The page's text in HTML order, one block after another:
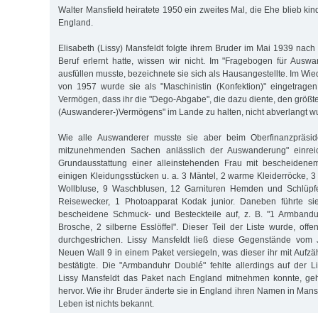
Walter Mansfield heiratete 1950 ein zweites Mal, die Ehe blieb
England.
Elisabeth (Lissy) Mansfeldt folgte ihrem Bruder im Mai 1939
Beruf erlernt hatte, wissen wir nicht. Im "Fragebogen für
ausfüllen musste, bezeichnete sie sich als Hausangestellte. Im
von 1957 wurde sie als "Maschinistin (Konfektion)"
Vermögen, dass ihr die "Dego-Abgabe", die dazu diente, den
(Auswanderer-)Vermögens" im Lande zu halten, nicht abverlangt
Wie alle Auswanderer musste sie aber beim
mitzunehmenden Sachen anlässlich der Auswanderung"
Grundausstattung einer alleinstehenden Frau mit
einigen Kleidungsstücken u. a. 3 Mäntel, 2 warme Kleiderröcke,
Wollbluse, 9 Waschblusen, 12 Garnituren Hemden und
Reisewecker, 1 Photoapparat Kodak junior. Daneben führte
bescheidene Schmuck- und Besteckteile auf, z. B. "1
Brosche, 2 silberne Esslöffel". Dieser Teil der Liste wurde,
durchgestrichen. Lissy Mansfeldt ließ diese Gegenstände vom
Neuen Wall 9 in einem Paket versiegeln, was dieser ihr mit
bestätigte. Die "Armbanduhr Doublé" fehlte allerdings auf der
Lissy Mansfeldt das Paket nach England mitnehmen konnte,
hervor. Wie ihr Bruder änderte sie in England ihren Namen in
Leben ist nichts bekannt.